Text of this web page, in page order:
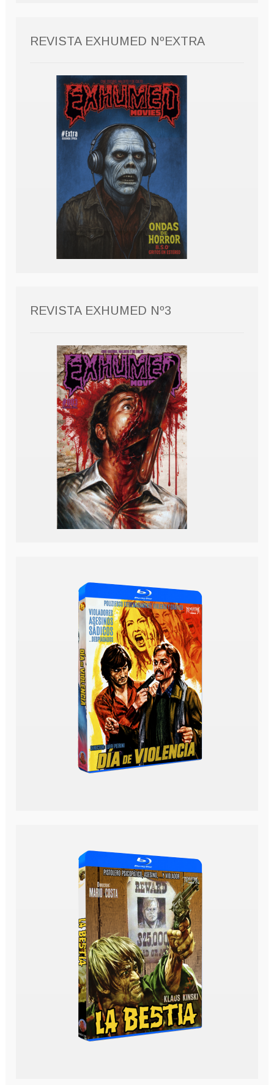
REVISTA EXHUMED NºEXTRA
REVISTA EXHUMED Nº3